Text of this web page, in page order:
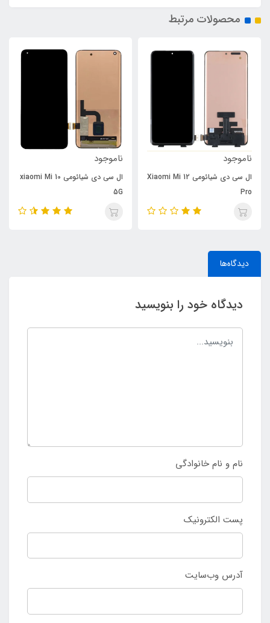
محصولات مرتبط
ناموجود
ال سی دی شیائومی Xiaomi Mi 12
Pro
ناموجود
ال سی دی شیائومی xiaomi Mi 10
5G
دیدگاه‌ها
دیدگاه خود را بنویسید
نام و نام خانوادگی
پست الکترونیک
آدرس وب‌سایت